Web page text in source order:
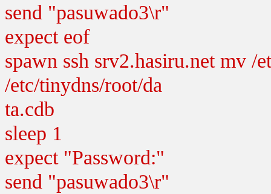
send "pasuwado3\r"
expect eof
spawn ssh srv2.hasiru.net mv /
/etc/tinydns/root/da
ta.cdb
sleep 1
expect "Password:"
send "pasuwado3\r"